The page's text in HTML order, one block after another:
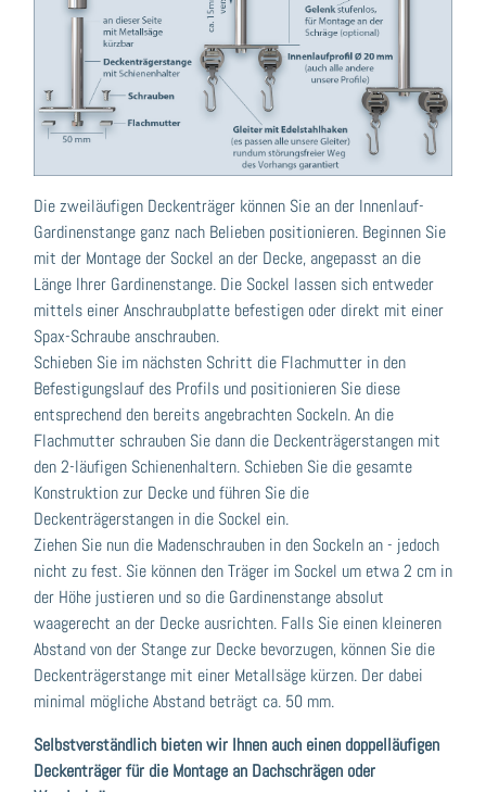
Die zweiläufigen Deckenträger können Sie an der Innenlauf-
Gardinenstange ganz nach Belieben positionieren. Beginnen Sie
mit der Montage der Sockel an der Decke, angepasst an die
Länge Ihrer Gardinenstange. Die Sockel lassen sich entweder
mittels einer Anschraubplatte befestigen oder direkt mit einer
Spax-Schraube anschrauben.
Schieben Sie im nächsten Schritt die Flachmutter in den
Befestigungslauf des Profils und positionieren Sie diese
entsprechend den bereits angebrachten Sockeln. An die
Flachmutter schrauben Sie dann die Deckenträgerstangen mit
den 2-läufigen Schienenhaltern. Schieben Sie die gesamte
Konstruktion zur Decke und führen Sie die
Deckenträgerstangen in die Sockel ein.
Ziehen Sie nun die Madenschrauben in den Sockeln an - jedoch
nicht zu fest. Sie können den Träger im Sockel um etwa 2 cm in
der Höhe justieren und so die Gardinenstange absolut
waagerecht an der Decke ausrichten. Falls Sie einen kleineren
Abstand von der Stange zur Decke bevorzugen, können Sie die
Deckenträgerstange mit einer Metallsäge kürzen. Der dabei
minimal mögliche Abstand beträgt ca. 50 mm.
Selbstverständlich bieten wir Ihnen auch einen doppelläufigen
Deckenträger für die Montage an Dachschrägen oder